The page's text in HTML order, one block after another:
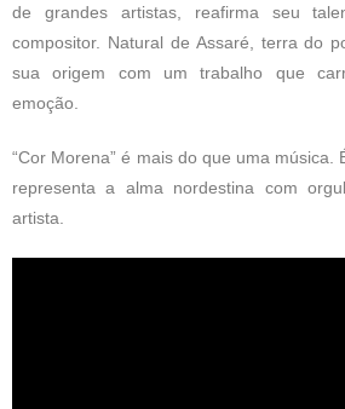
de grandes artistas, reafirma seu
compositor. Natural de Assaré, terra do
sua origem com um trabalho que
emoção.
“Cor Morena” é mais do que uma música.
representa a alma nordestina com
artista.